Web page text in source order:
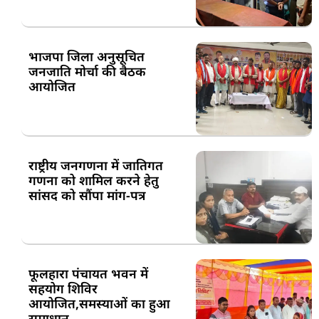
भाजपा जिला अनुसूचित
जनजाति मोर्चा की बैठक
आयोजित
राष्ट्रीय जनगणना में जातिगत
गणना को शामिल करने हेतु
सांसद को सौंपा मांग-पत्र
फूलहारा पंचायत भवन में
सहयोग शिविर
आयोजित,समस्याओं का हुआ